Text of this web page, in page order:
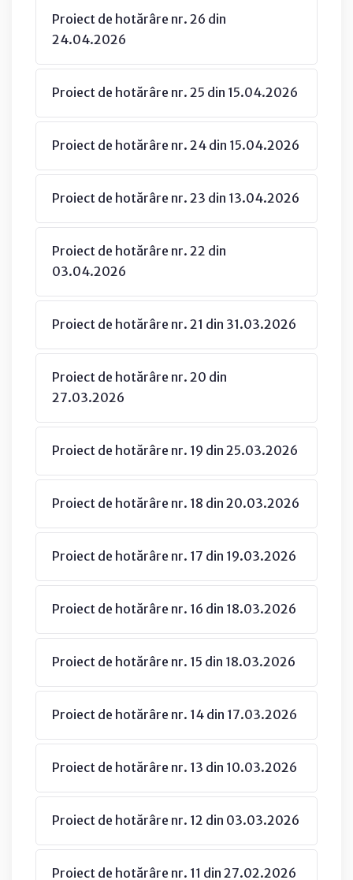
Proiect de hotărâre nr. 26 din
24.04.2026
Proiect de hotărâre nr. 25 din 15.04.2026
Proiect de hotărâre nr. 24 din 15.04.2026
Proiect de hotărâre nr. 23 din 13.04.2026
Proiect de hotărâre nr. 22 din
03.04.2026
Proiect de hotărâre nr. 21 din 31.03.2026
Proiect de hotărâre nr. 20 din
27.03.2026
Proiect de hotărâre nr. 19 din 25.03.2026
Proiect de hotărâre nr. 18 din 20.03.2026
Proiect de hotărâre nr. 17 din 19.03.2026
Proiect de hotărâre nr. 16 din 18.03.2026
Proiect de hotărâre nr. 15 din 18.03.2026
Proiect de hotărâre nr. 14 din 17.03.2026
Proiect de hotărâre nr. 13 din 10.03.2026
Proiect de hotărâre nr. 12 din 03.03.2026
Proiect de hotărâre nr. 11 din 27.02.2026